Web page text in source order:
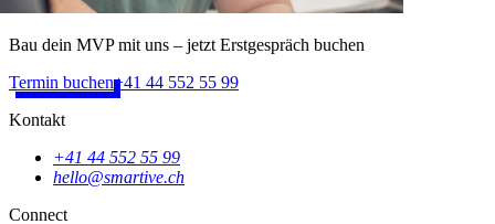
Bau dein MVP mit uns – jetzt Erstgespräch buchen
Termin buchen+41 44 552 55 99
Kontakt
+41 44 552 55 99
hello@smartive.ch
Connect